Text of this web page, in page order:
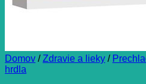
Domov / Zdravie a lieky /
hrdla